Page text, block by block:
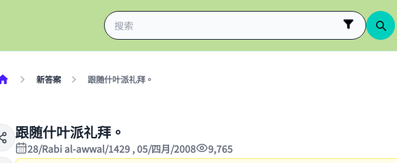
新答案 跟随什叶派礼拜。
跟随什叶派礼拜。
28/Rabi al-awwal/1429 , 05/四月/2008 9,765